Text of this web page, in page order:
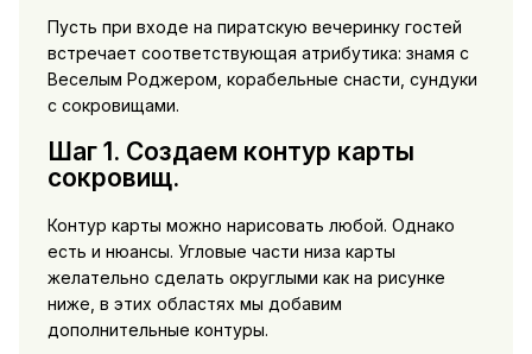
Пусть при входе на пиратскую вечеринку гостей
встречает соответствующая атрибутика: знамя с
Веселым Роджером, корабельные снасти, сундуки
с сокровищами.
Шаг 1. Создаем контур карты
сокровищ.
Контур карты можно нарисовать любой. Однако
есть и нюансы. Угловые части низа карты
желательно сделать округлыми как на рисунке
ниже, в этих областях мы добавим
дополнительные контуры.